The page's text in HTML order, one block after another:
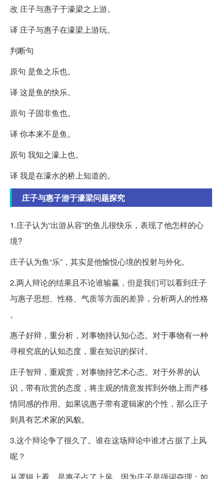
改 庄子与惠子于濠梁之上游。
译 庄子与惠子在濠梁上游玩。
判断句
原句 是鱼之乐也。
译 这是鱼的快乐。
原句 子固非鱼也。
译 你本来不是鱼。
原句 我知之濠上也。
译 我是在濠水的桥上知道的。
庄子与惠子游于濠梁问题探究
1.庄子认为“出游从容”的鱼儿很快乐，表现了他怎样的心
境?
庄子认为鱼“乐”，其实是他愉悦心境的投射与外化。
2.两人辩论的结果且不论谁输赢，但是我们可以看到庄子
与惠子思想、性格、气质等方面的差异，分析两人的性格
。
惠子好辩，重分析，对事物持认知心态。对于事物有一种
寻根究底的认知态度，重在知识的探讨。
庄子智辩，重观赏，对事物持艺术心态。对于外界的认
识，带有欣赏的态度，将主观的情意发挥到外物上而产移
情同感的作用。如果说惠子带有逻辑家的个性，那么庄子
则具有艺术家的风貌。
3.这个辩论争了很久了。谁在这场辩论中谁才占据了上风
呢？